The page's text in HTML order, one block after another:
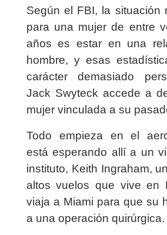
Según el FBI, la situación
para una mujer de entre
años es estar en una
hombre, y esas
carácter demasiado
Jack Swyteck accede a
mujer vinculada a su
Todo empieza en el
está esperando allí a un
instituto, Keith Ingraham,
altos vuelos que vive en
viaja a Miami para que su
a una operación quirúrgica.